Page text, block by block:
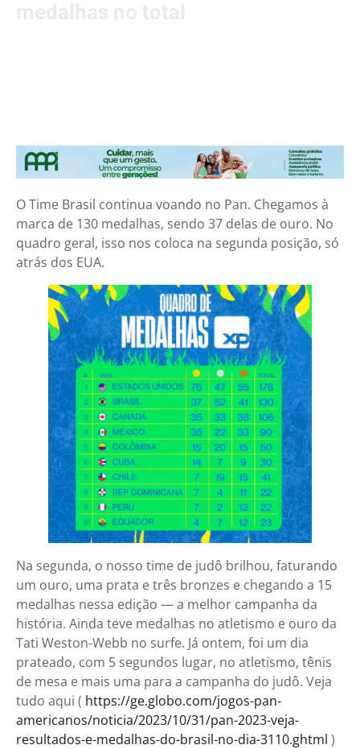
O Time Brasil continua voando no Pan. Chegamos à
marca de 130 medalhas, sendo 37 delas de ouro. No
quadro geral, isso nos coloca na segunda posição, só
atrás dos EUA.
Na segunda, o nosso time de judô brilhou, faturando
um ouro, uma prata e três bronzes e chegando a 15
medalhas nessa edição — a melhor campanha da
história. Ainda teve medalhas no atletismo e ouro da
Tati Weston-Webb no surfe. Já ontem, foi um dia
prateado, com 5 segundos lugar, no atletismo, tênis
de mesa e mais uma para a campanha do judô. Veja
tudo aqui ( https://ge.globo.com/jogos-pan-
americanos/noticia/2023/10/31/pan-2023-veja-
resultados-e-medalhas-do-brasil-no-dia-3110.ghtml )